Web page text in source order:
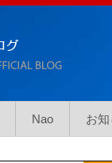
Nao お